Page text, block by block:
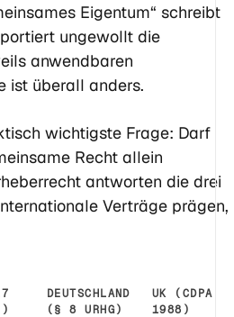
Eigentum“ schreibt
ungewollt die
anwendbaren
ist überall anders.
wichtigste Frage: Darf
Recht allein
antworten die drei
Verträge prägen,
DEUTSCHLAND
(§ 8 URHG)
UK (CDPA
1988)